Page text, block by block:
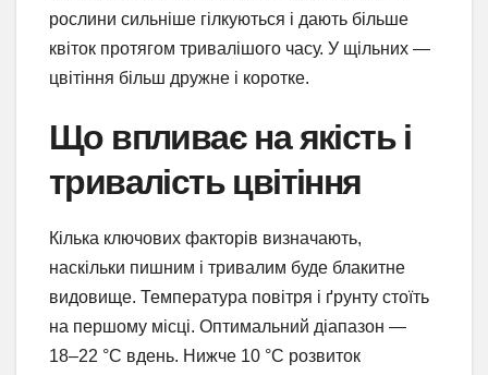
рослини сильніше гілкуються і дають більше
квіток протягом тривалішого часу. У щільних —
цвітіння більш дружне і коротке.
Що впливає на якість і
тривалість цвітіння
Кілька ключових факторів визначають,
наскільки пишним і тривалим буде блакитне
видовище. Температура повітря і ґрунту стоїть
на першому місці. Оптимальний діапазон —
18–22 °C вдень. Нижче 10 °C розвиток